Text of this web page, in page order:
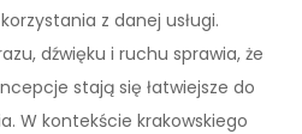
z danej usługi.
dźwięku i ruchu sprawia, że
stają się łatwiejsze do
W kontekście krakowskiego